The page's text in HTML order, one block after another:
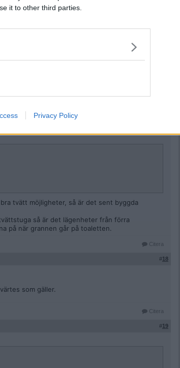
it to other third parties.
Privacy Policy
rivas idag.
kallade
vet väl bäst.
flitigt i svenska bostäder mellan
tvätt möjligheter, så är det sent byggda
så är det lägenheter från förra
på när grannen går på toaletten.
Citera
#18
som gäller.
Citera
#19